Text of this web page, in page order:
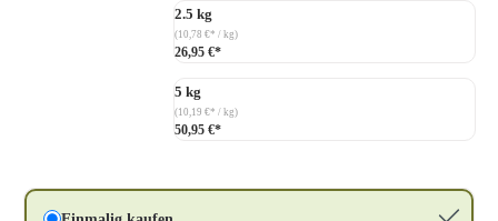
2.5 kg
(10,78 €* / kg)
26,95 €*
5 kg
(10,19 €* / kg)
50,95 €*